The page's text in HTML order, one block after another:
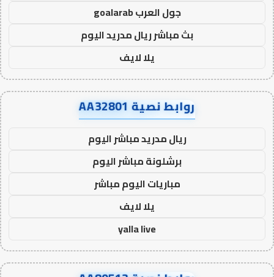
جول العرب goalarab
بث مباشر ريال مدريد اليوم
يلا لايف
روابط نصية AA32801
ريال مدريد مباشر اليوم
برشلونة مباشر اليوم
مباريات اليوم مباشر
يلا لايف
yalla live